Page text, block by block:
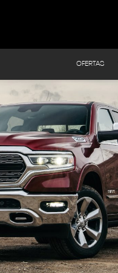
OFERTAS